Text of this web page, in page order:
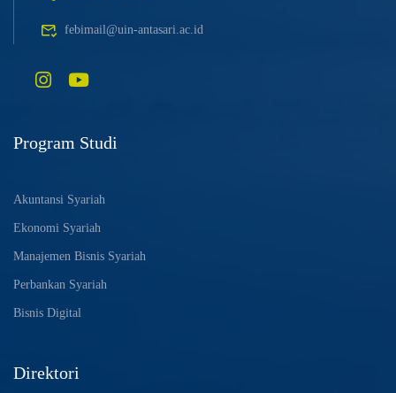
febimail@uin-antasari.ac.id
Program Studi
Akuntansi Syariah
Ekonomi Syariah
Manajemen Bisnis Syariah
Perbankan Syariah
Bisnis Digital
Direktori